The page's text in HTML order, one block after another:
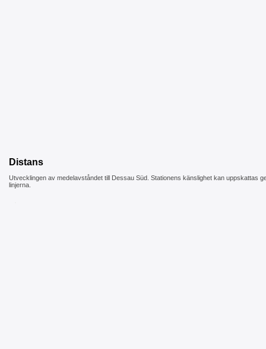
Distans
Utvecklingen av medelavståndet till Dessau Süd. Stationens känslighet kan uppskattas
linjerna.